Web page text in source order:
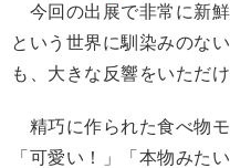
今回の出展で非常に新
という世界に馴染みのな
も、大きな反響をいただ
精巧に作られた食べ物モ
「可愛い！」「本物みた